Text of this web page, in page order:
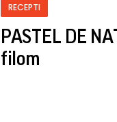
RECEPTI
PASTEL DE
filom